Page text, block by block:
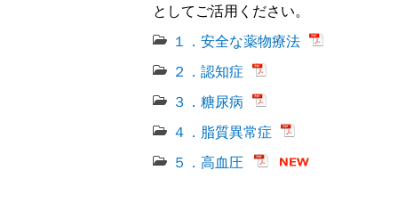
としてご活用ください。
１．安全な薬物療法
２．認知症
３．糖尿病
４．脂質異常症
５．高血圧